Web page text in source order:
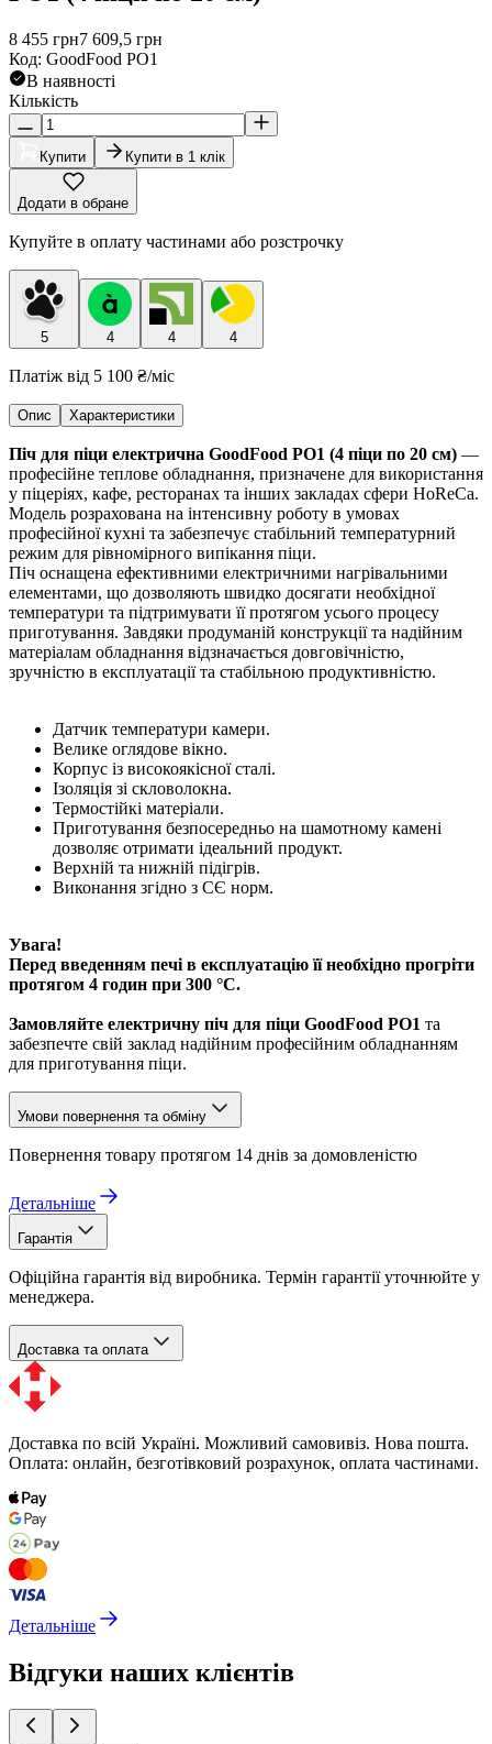
8 455 грн7 609,5 грн
Код: GoodFood PO1
В наявності
Кількість
Купити Купити в 1 клік
Додати в обране
Купуйте в оплату частинами або розстрочку
5 4 4 4
Платіж від 5 100 ₴/міс
Опис Характеристики
Піч для піци електрична GoodFood PO1 (4 піци по 20 см) —
професійне теплове обладнання, призначене для використання
у піцеріях, кафе, ресторанах та інших закладах сфери HoReCa.
Модель розрахована на інтенсивну роботу в умовах
професійної кухні та забезпечує стабільний температурний
режим для рівномірного випікання піци.
Піч оснащена ефективними електричними нагрівальними
елементами, що дозволяють швидко досягати необхідної
температури та підтримувати її протягом усього процесу
приготування. Завдяки продуманій конструкції та надійним
матеріалам обладнання відзначається довговічністю,
зручністю в експлуатації та стабільною продуктивністю.
Датчик температури камери.
Велике оглядове вікно.
Корпус із високоякісної сталі.
Ізоляція зі скловолокна.
Термостійкі матеріали.
Приготування безпосередньо на шамотному камені
дозволяє отримати ідеальний продукт.
Верхній та нижній підігрів.
Виконання згідно з СЄ норм.
Увага!
Перед введенням печі в експлуатацію її необхідно прогріти
протягом 4 годин при 300 °C.
Замовляйте електричну піч для піци GoodFood PO1 та
забезпечте свій заклад надійним професійним обладнанням
для приготування піци.
Умови повернення та обміну
Повернення товару протягом 14 днів за домовленістю
Детальніше
Гарантія
Офіційна гарантія від виробника. Термін гарантії уточнюйте у
менеджера.
Доставка та оплата
Доставка по всій Україні. Можливий самовивіз. Нова пошта.
Оплата: онлайн, безготівковий розрахунок, оплата частинами.
Детальніше
Відгуки наших клієнтів